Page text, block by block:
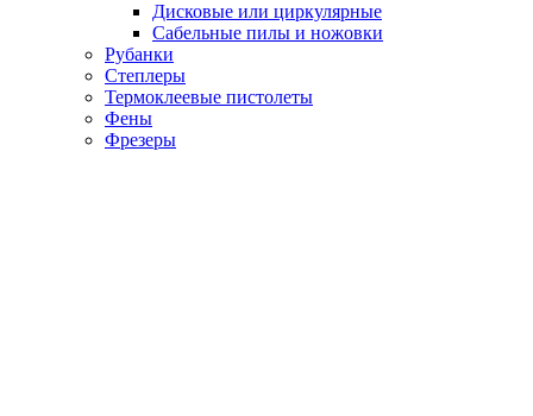
Дисковые или циркулярные
Сабельные пилы и ножовки
Рубанки
Степлеры
Термоклеевые пистолеты
Фены
Фрезеры